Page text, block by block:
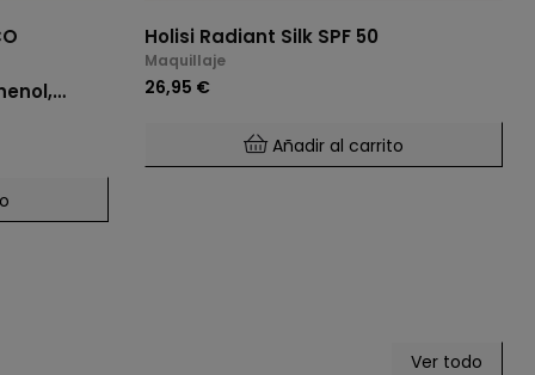
Holisi Radiant Silk SPF 50
Maquillaje
26,95 €
Añadir al carrito
Ver todo